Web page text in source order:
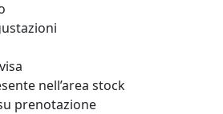
nell’area stock
su prenotazione